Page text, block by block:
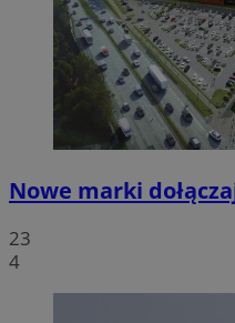
Nowe marki
23
4